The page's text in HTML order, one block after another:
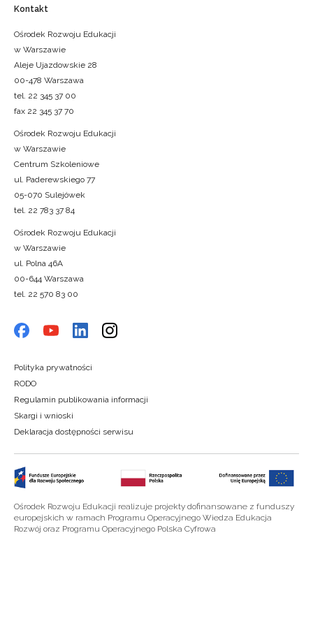
Kontakt
Ośrodek Rozwoju Edukacji
w Warszawie
Aleje Ujazdowskie 28
00-478 Warszawa
tel. 22 345 37 00
fax 22 345 37 70
Ośrodek Rozwoju Edukacji
w Warszawie
Centrum Szkoleniowe
ul. Paderewskiego 77
05-070 Sulejówek
tel. 22 783 37 84
Ośrodek Rozwoju Edukacji
w Warszawie
ul. Polna 46A
00-644 Warszawa
tel. 22 570 83 00
Polityka prywatności
RODO
Regulamin publikowania informacji
Skargi i wnioski
Deklaracja dostępności serwisu
Ośrodek Rozwoju Edukacji realizuje projekty dofinansowane z funduszy
europejskich w ramach Programu Operacyjnego Wiedza Edukacja
Rozwój oraz Programu Operacyjnego Polska Cyfrowa